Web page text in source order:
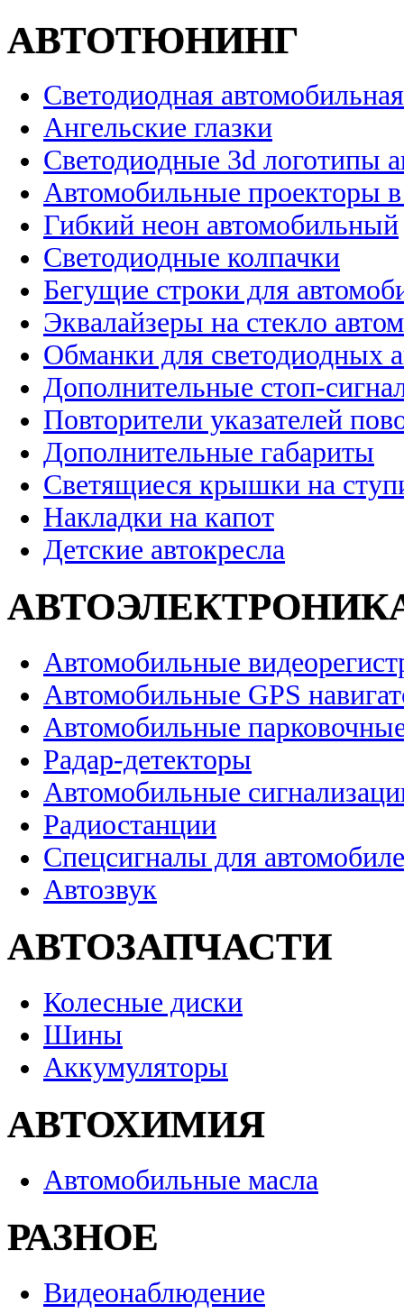
АВТОТЮНИНГ
Светодиодная
Ангельские глазки
Светодиодные 3d логотипы
Автомобильные проекторы
Гибкий неон автомобильный
Светодиодные колпачки
Бегущие строки для
Эквалайзеры на стекло
Обманки для светодиодных
Дополнительные стоп-
Повторители указателей
Дополнительные габариты
Светящиеся крышки на
Накладки на капот
Детские автокресла
Автомобильные
Автомобильные GPS
Автомобильные
Радар-детекторы
Автомобильные
Радиостанции
Спецсигналы для
Автозвук
АВТОЗАПЧАСТИ
Колесные диски
Шины
Аккумуляторы
АВТОХИМИЯ
Автомобильные масла
РАЗНОЕ
Видеонаблюдение